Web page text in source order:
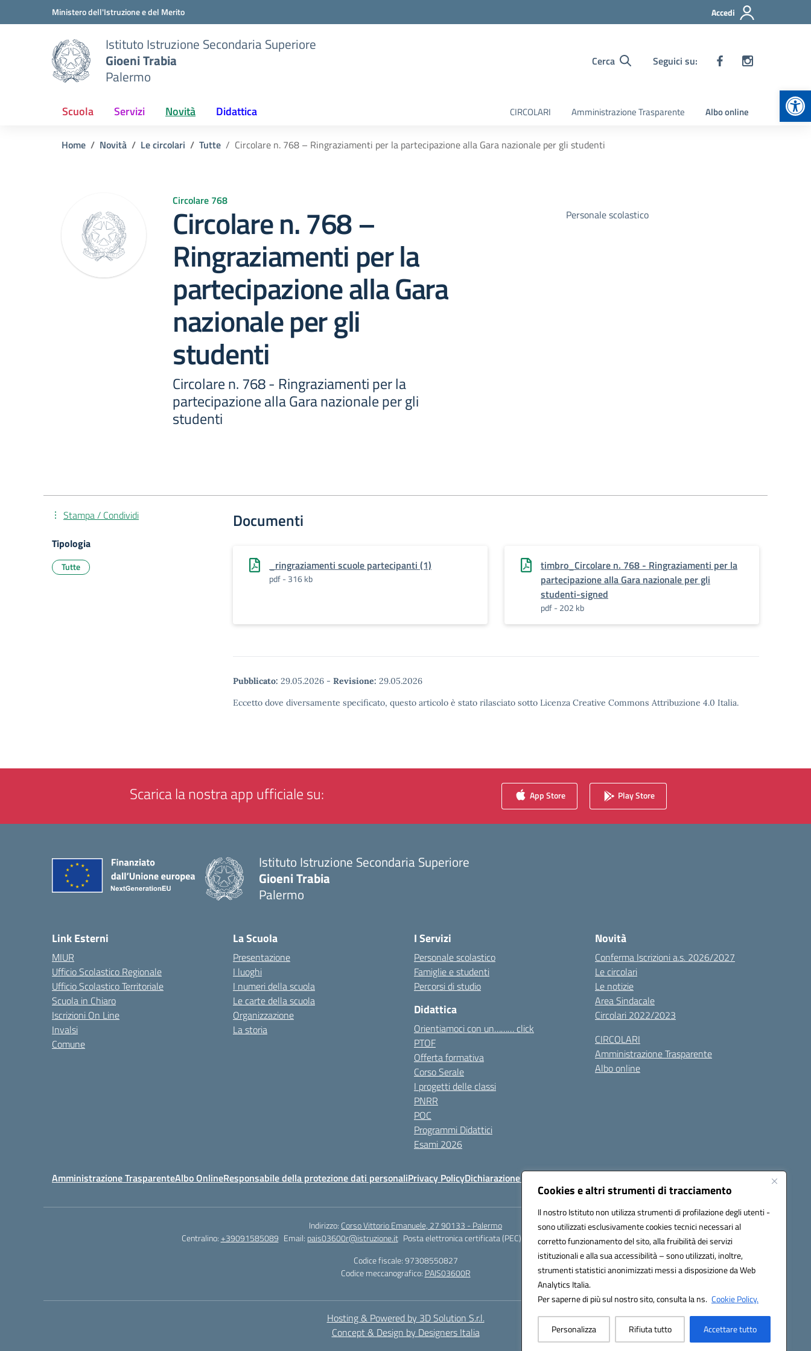
Cookies e altri strumenti di tracciamento
Il nostro Istituto non utilizza strumenti di profilazione degli utenti -
sono utilizzati esclusivamente cookies tecnici necessari al
corretto funzionamento del sito, alla fruibilità dei servizi
istituzionali e alla sua accessibilità – sono utilizzati, inoltre,
strumenti statistici anonimizzati messi a disposizione da Web
Analytics Italia.
Per saperne di più sul nostro sito, consulta la ns. Cookie Policy.
Personalizza Rifiuta tutto Accettare tutto
Vai ai contenuti
Vai al menu di navigazioneMinistero dell'Istruzione e del Merito Accedi
Istituto Istruzione Secondaria Superiore
Gioeni Trabia
Palermo
Cerca Seguici su:
Scuola Servizi Novità Didattica CIRCOLARI Amministrazione Trasparente Albo online
Home Novità Le circolari Tutte Circolare n. 768 – Ringraziamenti per la partecipazione alla Gara nazionale per gli studenti
Circolare 768
Circolare n. 768 –
Ringraziamenti per la
partecipazione alla Gara
nazionale per gli
studenti
Circolare n. 768 - Ringraziamenti per la
partecipazione alla Gara nazionale per gli
studenti
Personale scolastico
Documenti
_ringraziamenti scuole partecipanti (1)
pdf - 316 kb
timbro_Circolare n. 768 - Ringraziamenti per la
partecipazione alla Gara nazionale per gli
studenti-signed
pdf - 202 kb
Pubblicato: 29.05.2026 - Revisione: 29.05.2026
Eccetto dove diversamente specificato, questo articolo è stato rilasciato sotto Licenza Creative Commons Attribuzione 4.0 Italia.
Stampa / Condividi
Tipologia
Tutte
Scarica la nostra app ufficiale su: App Store Play Store
Istituto Istruzione Secondaria Superiore
Gioeni Trabia
Palermo
Link Esterni
MIUR
Ufficio Scolastico Regionale
Ufficio Scolastico Territoriale
Scuola in Chiaro
Iscrizioni On Line
Invalsi
Comune
La Scuola
Presentazione
I luoghi
I numeri della scuola
Le carte della scuola
Organizzazione
La storia
I Servizi
Personale scolastico
Famiglie e studenti
Percorsi di studio
Didattica
Orientiamoci con un……… click
PTOF
Offerta formativa
Corso Serale
I progetti delle classi
PNRR
POC
Programmi Didattici
Esami 2026
Novità
Conferma Iscrizioni a.s. 2026/2027
Le circolari
Le notizie
Area Sindacale
Circolari 2022/2023
CIRCOLARI
Amministrazione Trasparente
Albo online
Amministrazione TrasparenteAlbo OnlineResponsabile della protezione dati personaliPrivacy PolicyDichiarazione di accessibilità Seguici su:
Indirizzo: Corso Vittorio Emanuele, 27 90133 - Palermo
Centralino:+39091585089 Email: pais03600r@istruzione.it Posta elettronica certificata (PEC):
pais03600r@pec.istruzione.it
Codice fiscale: 97308550827
Codice meccanografico: PAIS03600R
Hosting & Powered by 3D Solution S.r.l.
Concept & Design by Designers Italia